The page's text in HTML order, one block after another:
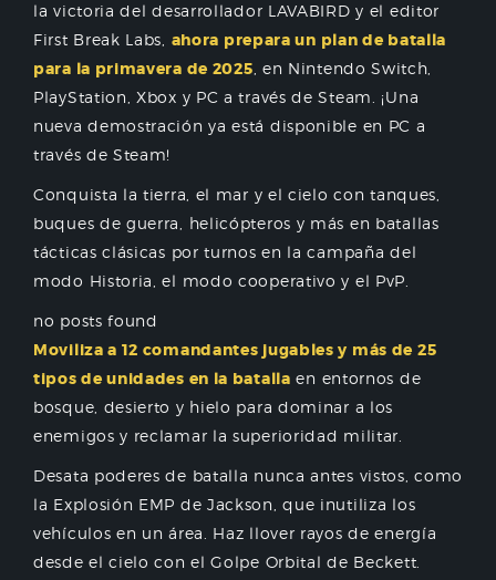
la victoria del desarrollador LAVABIRD y el editor
First Break Labs, ahora prepara un plan de batalla
para la primavera de 2025 , en Nintendo Switch,
PlayStation, Xbox y PC a través de Steam. ¡Una
nueva demostración ya está disponible en PC a
través de Steam!
Conquista la tierra, el mar y el cielo con tanques,
buques de guerra, helicópteros y más en batallas
tácticas clásicas por turnos en la campaña del
modo Historia, el modo cooperativo y el PvP.
no posts found
Moviliza a 12 comandantes jugables y más de 25
tipos de unidades en la batalla en entornos de
bosque, desierto y hielo para dominar a los
enemigos y reclamar la superioridad militar.
Desata poderes de batalla nunca antes vistos, como
la Explosión EMP de Jackson, que inutiliza los
vehículos en un área. Haz llover rayos de energía
desde el cielo con el Golpe Orbital de Beckett.